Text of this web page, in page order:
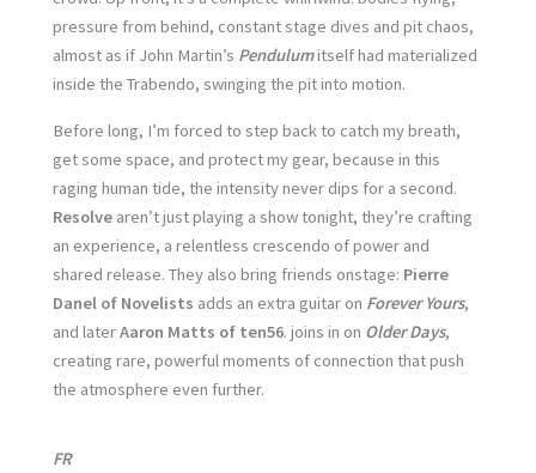
pressure from behind, constant stage dives and pit chaos,
almost as if John Martin’s Pendulumitself had materialized
inside the Trabendo, swinging the pit into motion.
Before long, I’m forced to step back to catch my breath,
get some space, and protect my gear, because in this
raging human tide, the intensity never dips for a second.
Resolve aren’t just playing a show tonight, they’re crafting
an experience, a relentless crescendo of power and
shared release. They also bring friends onstage: Pierre
Danel of Novelists adds an extra guitar on Forever Yours,
and laterAaron Matts of ten56. joins in on Older Days,
creating rare, powerful moments of connection that push
the atmosphere even further.
FR